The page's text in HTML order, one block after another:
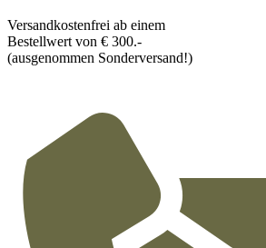
Versandkostenfrei ab einem
Bestellwert von € 300.-
(ausgenommen Sonderversand!)